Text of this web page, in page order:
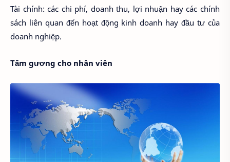
Tài chính: các chi phí, doanh thu, lợi nhuận hay các chính
sách liên quan đến hoạt động kinh doanh hay đầu tư của
doanh nghiệp.
Tấm gương cho nhân viên